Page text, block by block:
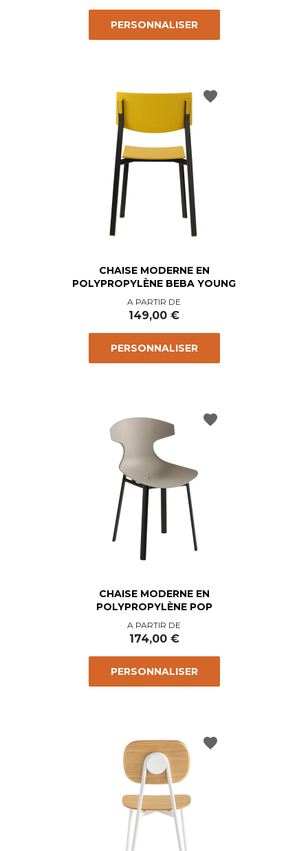
PERSONNALISER
CHAISE MODERNE EN
POLYPROPYLÈNE BEBA YOUNG
Prix
A PARTIR DE
149,00 €
PERSONNALISER
favorite
CHAISE MODERNE EN
POLYPROPYLÈNE POP
Prix
A PARTIR DE
174,00 €
PERSONNALISER
favorite
favorite